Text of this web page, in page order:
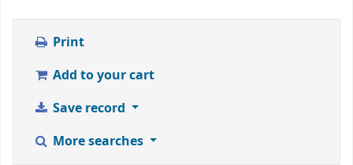
Print
Add to your cart
Save record
More searches